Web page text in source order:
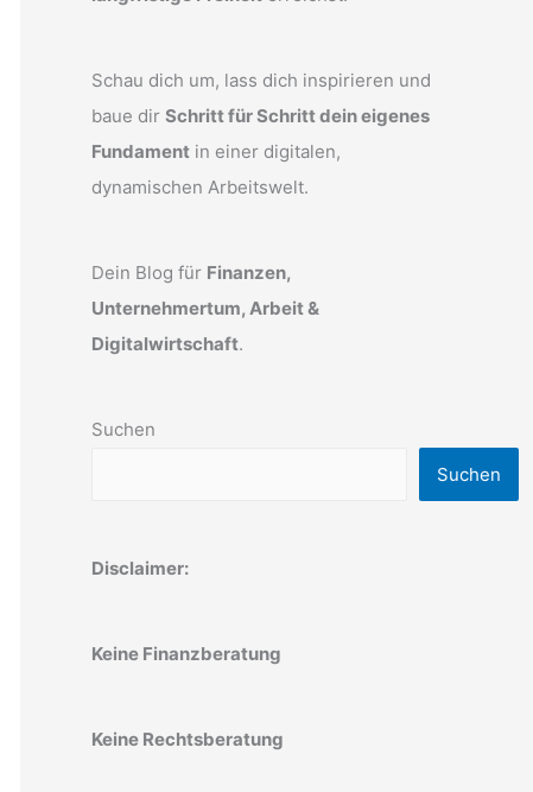
Schau dich um, lass dich inspirieren und
baue dir Schritt für Schritt dein eigenes
Fundament in einer digitalen,
dynamischen Arbeitswelt.
Dein Blog für Finanzen,
Unternehmertum, Arbeit &
Digitalwirtschaft.
Suchen
Suchen
Disclaimer:
Keine Finanzberatung
Keine Rechtsberatung